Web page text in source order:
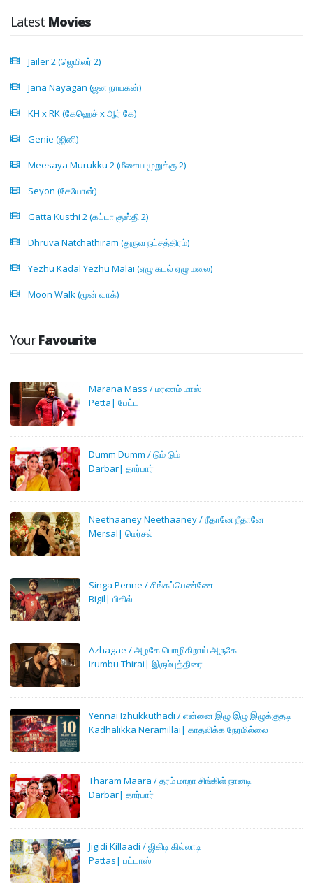
Latest Movies
Jailer 2 (ஜெயிலர் 2)
Jana Nayagan (ஜன நாயகன்)
KH x RK (கேஹெச் x ஆர் கே)
Genie (ஜினி)
Meesaya Murukku 2 (மீசைய முறுக்கு 2)
Seyon (சேயோன்)
Gatta Kusthi 2 (கட்டா குஸ்தி 2)
Dhruva Natchathiram (துருவ நட்சத்திரம்)
Yezhu Kadal Yezhu Malai (ஏழு கடல் ஏழு மலை)
Moon Walk (மூன் வாக்)
YourFavourite
Marana Mass / மரணம் மாஸ்
Petta| பேட்ட‌
Dumm Dumm / டும் டும்
Darbar| தார்பார்
Neethaaney Neethaaney / நீதானே நீதானே
Mersal| மெர்சல்
Singa Penne / சிங்கப்பெண்ணே
Bigil| பிகில்
Azhagae / அழகே பொழிகிறாய் அருகே
Irumbu Thirai| இரும்புத்திரை
Yennai Izhukkuthadi / என்னை இழு இழு இழுக்குதடி
Kadhalikka Neramillai| காதலிக்க நேரமில்லை
Tharam Maara / தரம் மாறா சிங்கிள் நானடி
Darbar| தார்பார்
Jigidi Killaadi / ஜிகிடி கில்லாடி
Pattas| பட்டாஸ்